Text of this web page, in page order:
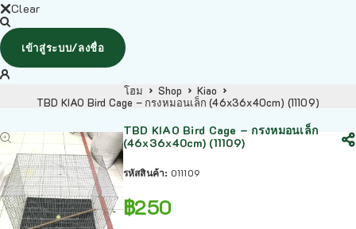
Clear
เข้าสู่ระบบ/ลงชื่อ
โฮม Shop
Kiao
TBD KIAO Bird Cage – กรงหมอนเล็ก (46x36x40cm) (11109)
TBD KIAO Bird Cage – กรงหมอนเล็ก
(46x36x40cm) (11109)
รหัสสินค้า: 011109
฿250